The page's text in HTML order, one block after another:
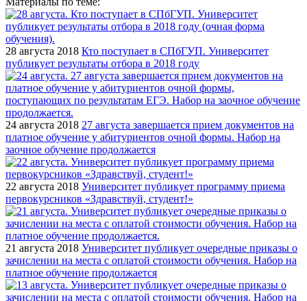
28 августа 2018 Кто поступает в СПбГУП. Университет
публикует результаты отбора в 2018 году
24 августа 2018 27 августа завершается прием документов на
платное обучение у абитуриентов очной формы. Набор на
заочное обучение продолжается
22 августа 2018 Университет публикует программу приема
первокурсников «Здравствуй, студент!»
21 августа 2018 Университет публикует очередные приказы о
зачислении на места с оплатой стоимости обучения. Набор на
платное обучение продолжается